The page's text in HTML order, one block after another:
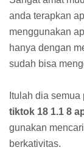
anda terapkan
menggunakan
hanya dengan
sudah bisa
Itulah dia
tiktok 18 1.1 8
gunakan
berkativitas.